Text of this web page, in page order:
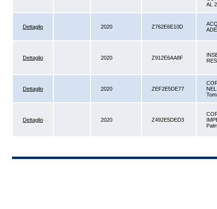
AL
Dettaglio 2020 Z762E6E10D
Dettaglio 2020 Z912E6AA8F
Dettaglio 2020 ZEF2E5DE77
Dettaglio 2020 Z492E5DED3